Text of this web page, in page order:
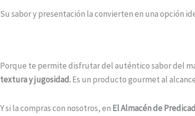
Su sabor y presentación la convierten en una opción
Porque te permite disfrutar del auténtico sabor del
textura y jugosidad.Es un producto gourmet al
Y si la compras con nosotros, en El Almacén de